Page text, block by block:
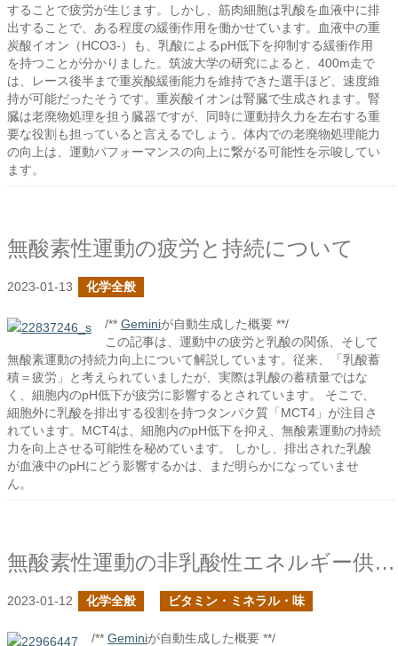
することで疲労が生じます。しかし、筋肉細胞は乳酸を血液中に排
出することで、ある程度の緩衝作用を働かせています。血液中の重
炭酸イオン（HCO3-）も、乳酸によるpH低下を抑制する緩衝作用
を持つことが分かりました。筑波大学の研究によると、400m走で
は、レース後半まで重炭酸緩衝能力を維持できた選手ほど、速度維
持が可能だったそうです。重炭酸イオンは腎臓で生成されます。腎
臓は老廃物処理を担う臓器ですが、同時に運動持久力を左右する重
要な役割も担っていると言えるでしょう。体内での老廃物処理能力
の向上は、運動パフォーマンスの向上に繋がる可能性を示唆してい
ます。
無酸素性運動の疲労と持続について
2023-01-13 化学全般
/** Geminiが自動生成した概要 **/
この記事は、運動中の疲労と乳酸の関係、そして
無酸素運動の持続力向上について解説しています。従来、「乳酸蓄
積＝疲労」と考えられていましたが、実際は乳酸の蓄積量ではな
く、細胞内のpH低下が疲労に影響するとされています。 そこで、
細胞外に乳酸を排出する役割を持つタンパク質「MCT4」が注目さ
れています。MCT4は、細胞内のpH低下を抑え、無酸素運動の持続
力を向上させる可能性を秘めています。 しかし、排出された乳酸
が血液中のpHにどう影響するかは、まだ明らかになっていませ
ん。
無酸素性運動の非乳酸性エネルギー供給機構で用いるクレアチン
2023-01-12 化学全般 ビタミン・ミネラル・味
/** Geminiが自動生成した概要 **/